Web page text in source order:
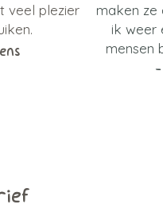
veel plezier
maken ze
ik weer
mensen
-